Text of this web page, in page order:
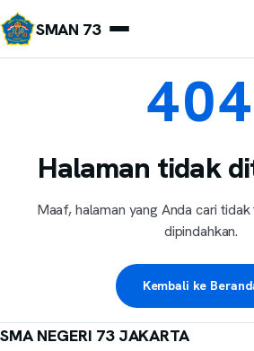
Lewati ke konten
SMAN 73
404
Halaman tidak
Maaf, halaman yang Anda cari
dipindahkan.
Kembali ke
SMA NEGERI 73 JAKARTA